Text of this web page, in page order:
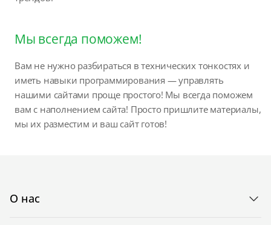
Мы всегда поможем!
Вам не нужно разбираться в технических тонкостях и
иметь навыки программирования — управлять
нашими сайтами проще простого! Мы всегда поможем
вам с наполнением сайта! Просто пришлите материалы,
мы их разместим и ваш сайт готов!
О нас